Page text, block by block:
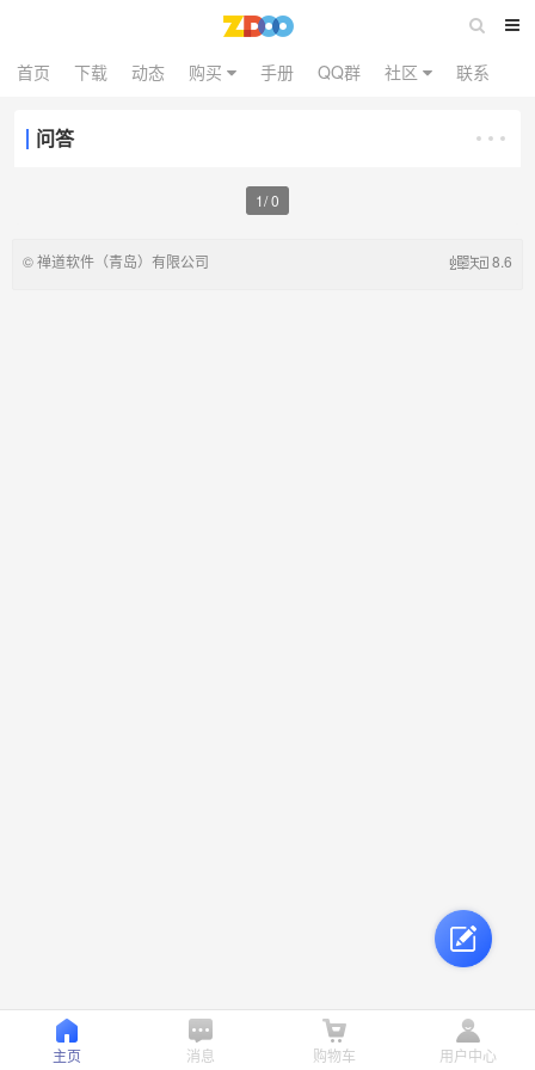
首页 下载 动态 购买 手册 QQ群 社区 联系
问答
1/0
©禅道软件（青岛）有限公司 8.6
主页 消息 购物车 用户中心